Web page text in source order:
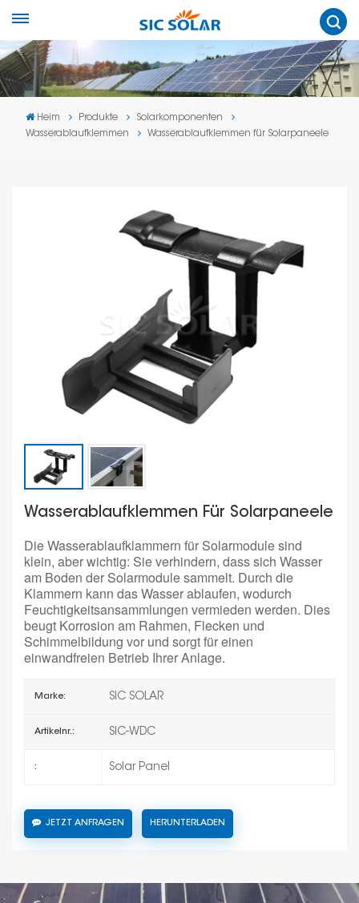
Heim Produkte
Solarkomponenten
Wasserablaufklemmen
Wasserablaufklemmen für Solarpaneele
Wasserablaufklemmen Für Solarpaneele
Die Wasserablaufklammern für Solarmodule sind
klein, aber wichtig: Sie verhindern, dass sich Wasser
am Boden der Solarmodule sammelt. Durch die
Klammern kann das Wasser ablaufen, wodurch
Feuchtigkeitsansammlungen vermieden werden. Dies
beugt Korrosion am Rahmen, Flecken und
Schimmelbildung vor und sorgt für einen
einwandfreien Betrieb Ihrer Anlage.
Marke: SIC SOLAR
Artikelnr.: SIC-WDC
: Solar Panel
JETZT ANFRAGEN HERUNTERLADEN